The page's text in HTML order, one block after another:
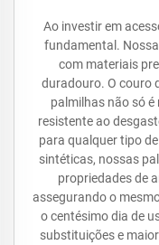
Ao investir em
fundamental.
com materiais
duradouro. O couro
palmilhas não só
resistente ao
para qualquer tipo
sintéticas, nossas
propriedades de
assegurando o
o centésimo dia de
substituições e